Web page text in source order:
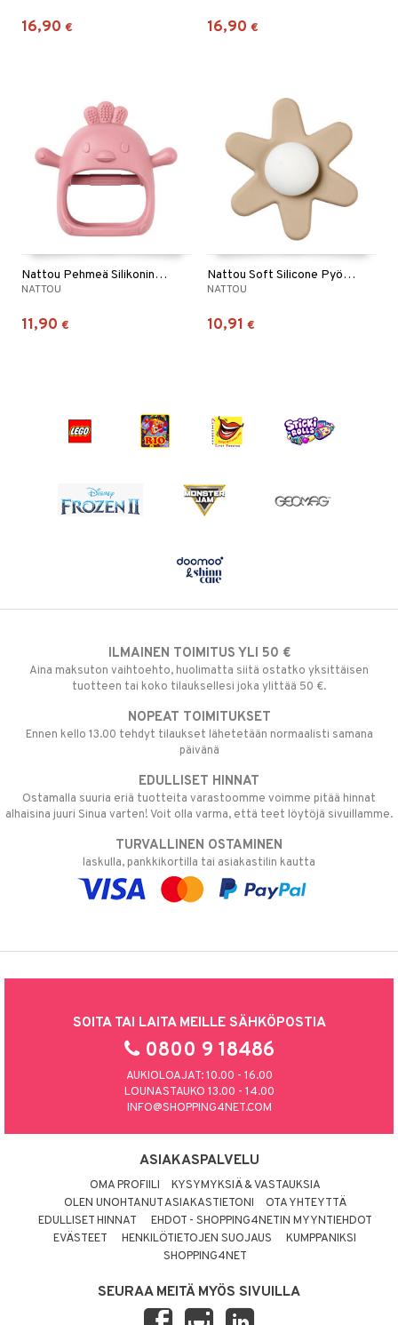
16,90 € 16,90 €
Nattou Pehmeä Silikoninen Purulelu Käsine roosa
NATTOU
11,90 €
Nattou Soft Silicone Pyörivä Lelu Imukupilla Savi
NATTOU
10,91 €
ILMAINEN TOIMITUS YLI 50 €
Aina maksuton vaihtoehto, huolimatta siitä ostatko yksittäisen
tuotteen tai koko tilauksellesi joka ylittää 50 €.
NOPEAT TOIMITUKSET
Ennen kello 13.00 tehdyt tilaukset lähetetään normaalisti samana
päivänä
EDULLISET HINNAT
Ostamalla suuria eriä tuotteita varastoomme voimme pitää hinnat
alhaisina juuri Sinua varten! Voit olla varma, että teet löytöjä sivuillamme.
TURVALLINEN OSTAMINEN
laskulla, pankkikortilla tai asiakastilin kautta
SOITA TAI LAITA MEILLE SÄHKÖPOSTIA
0800 9 18486
AUKIOLOAJAT: 10.00 - 16.00
LOUNASTAUKO 13.00 - 14.00
INFO@SHOPPING4NET.COM
ASIAKASPALVELU
OMA PROFIILI
KYSYMYKSIÄ & VASTAUKSIA
OLEN UNOHTANUT ASIAKASTIETONI
OTA YHTEYTTÄ
EDULLISET HINNAT
EHDOT - SHOPPING4NETIN MYYNTIEHDOT
EVÄSTEET
HENKILÖTIETOJEN SUOJAUS
KUMPPANIKSI
SHOPPING4NET
SEURAA MEITÄ MYÖS SIVUILLA